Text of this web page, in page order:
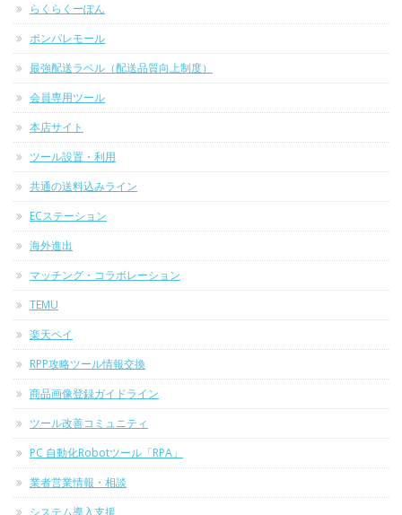
らくらくーぽん
ポンパレモール
最強配送ラベル（配送品質向上制度）
会員専用ツール
本店サイト
ツール設置・利用
共通の送料込みライン
ECステーション
海外進出
マッチング・コラボレーション
TEMU
楽天ペイ
RPP攻略ツール情報交換
商品画像登録ガイドライン
ツール改善コミュニティ
PC 自動化Robotツール「RPA」
業者営業情報・相談